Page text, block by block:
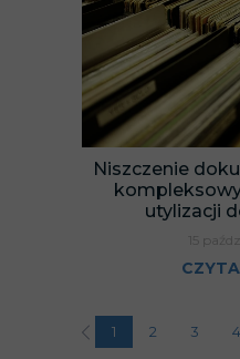
Niszczenie
utylizacji
15
1 2 3 4